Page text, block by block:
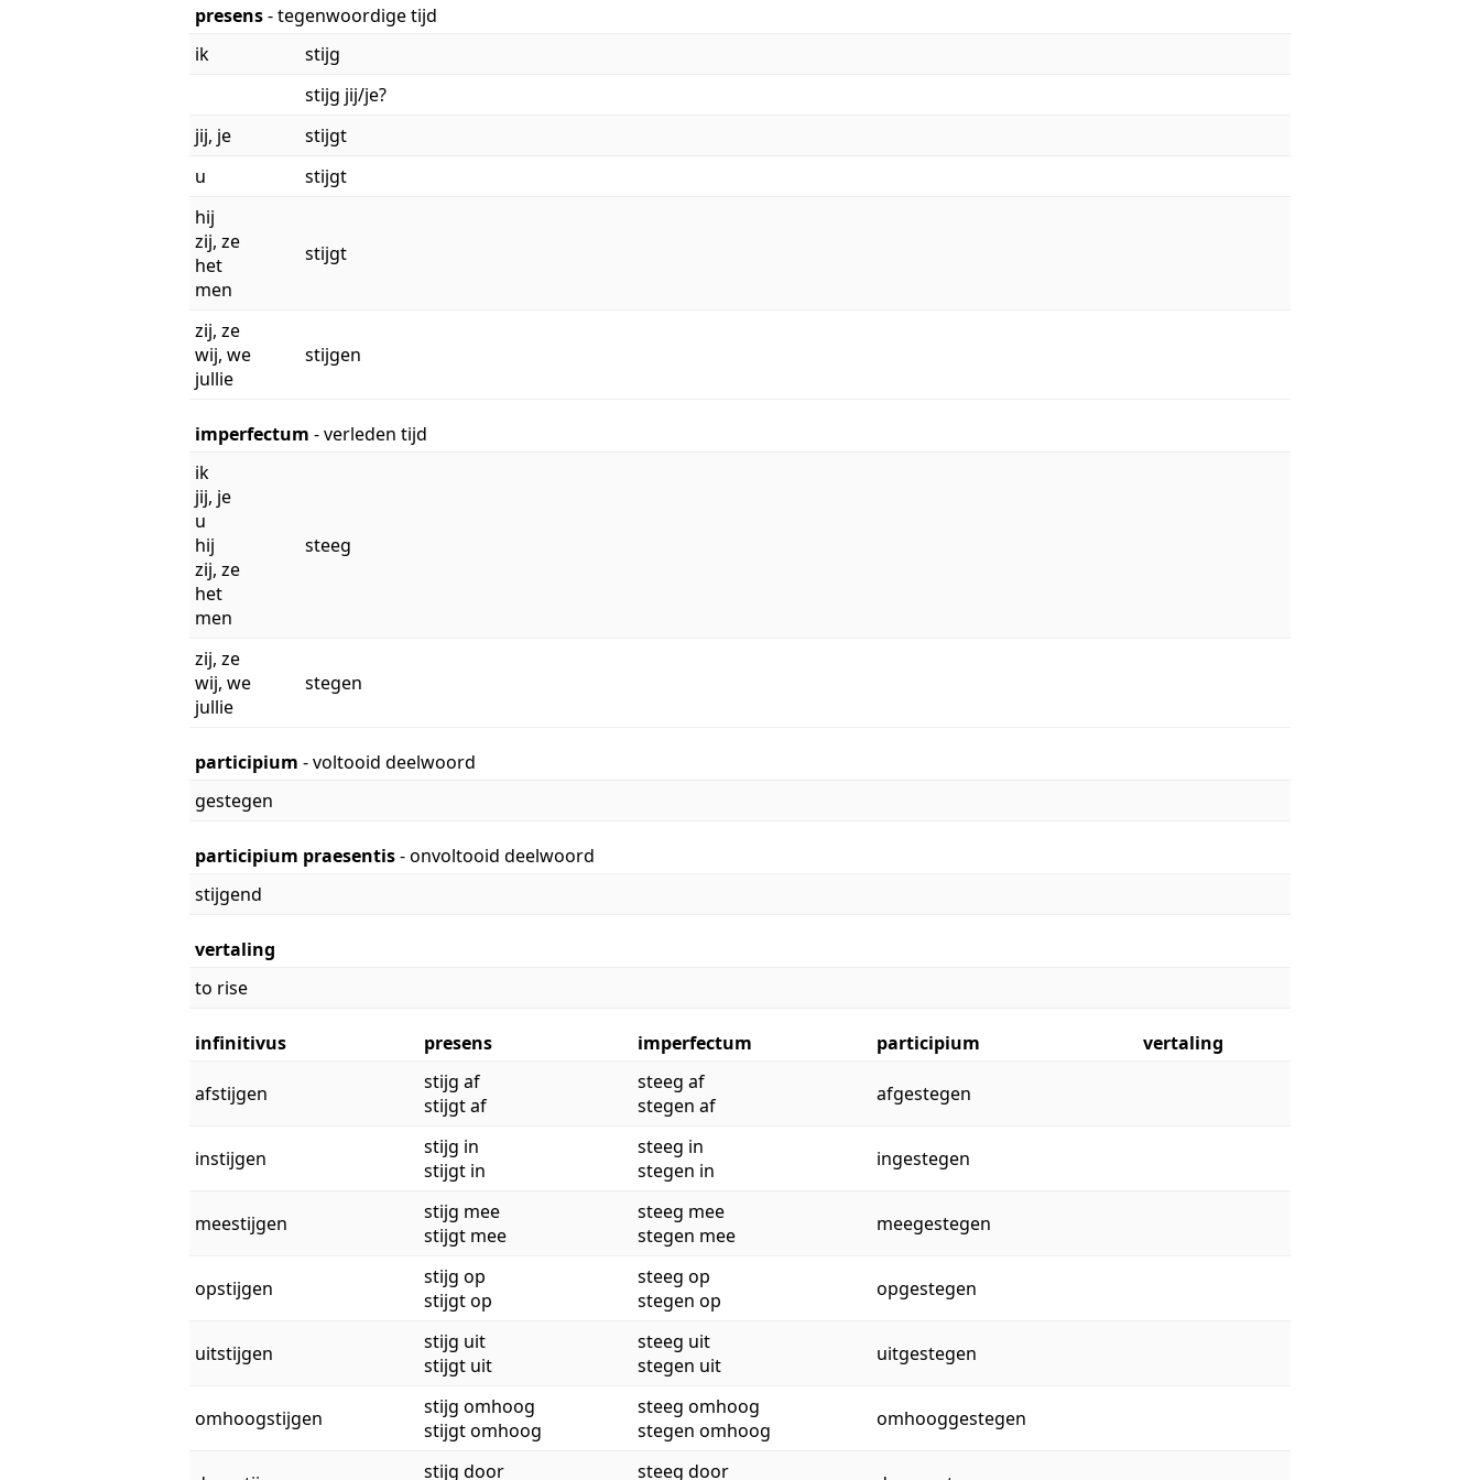
presens- tegenwoordige tijd
ik
stijg
stijg jij/je?
jij, je
stijgt
u
stijgt
hij
zij, ze
het
men
stijgt
zij, ze
wij, we
jullie
stijgen
imperfectum - verleden tijd
ik
jij, je
u
hij
zij, ze
het
men
steeg
zij, ze
wij, we
jullie
stegen
participium - voltooid deelwoord
gestegen
participium praesentis- onvoltooid deelwoord
stijgend
vertaling
to rise
infinitivus presens imperfectum participium vertaling
afstijgen
stijg af
stijgt af
steeg af
stegen af
afgestegen
instijgen
stijg in
stijgt in
steeg in
stegen in
ingestegen
meestijgen
stijg mee
stijgt mee
steeg mee
stegen mee
meegestegen
opstijgen
stijg op
stijgt op
steeg op
stegen op
opgestegen
uitstijgen
stijg uit
stijgt uit
steeg uit
stegen uit
uitgestegen
omhoogstijgen
stijg omhoog
stijgt omhoog
steeg omhoog
stegen omhoog
omhooggestegen
stijg door steeg door